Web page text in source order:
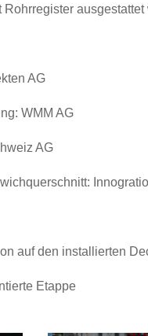
ausgestattet
AG
WMM AG
AG
auf den installierten
Etappe